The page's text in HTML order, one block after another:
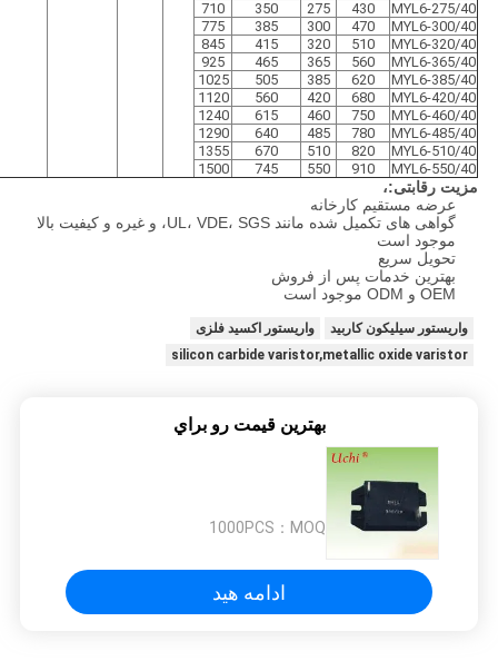
MYL6-275/40
430
275
350
710
MYL6-300/40
470
300
385
775
MYL6-320/40
510
320
415
845
MYL6-365/40
560
365
465
925
MYL6-385/40
620
385
505
1025
MYL6-420/40
680
420
560
1120
MYL6-460/40
750
460
615
1240
MYL6-485/40
780
485
640
1290
MYL6-510/40
820
510
670
1355
MYL6-550/40
910
550
745
1500
مزیت رقابتی:،
عرضه مستقیم کارخانه
گواهی های تکمیل شده مانند UL، VDE، SGS، و غیره و کیفیت بالا
موجود است
تحویل سریع
بهترین خدمات پس از فروش
OEM و ODM موجود است
واریستور سیلیکون کاربید
واریستور اکسید فلزی
silicon carbide varistor,metallic oxide varistor
بهترين قيمت رو براي
MOQ：
1000PCS
ادامه هید